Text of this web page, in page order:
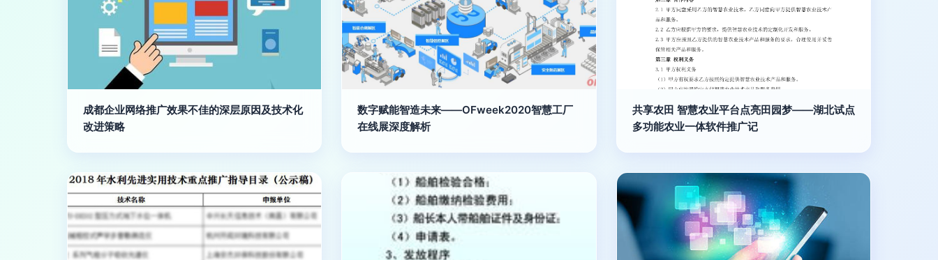
成都企业网络推广效果不佳的深层原因及技术化
改进策略
数字赋能智造未来——OFweek2020智慧工厂
在线展深度解析
共享农田 智慧农业平台点亮田园梦——湖北试点
多功能农业一体软件推广记